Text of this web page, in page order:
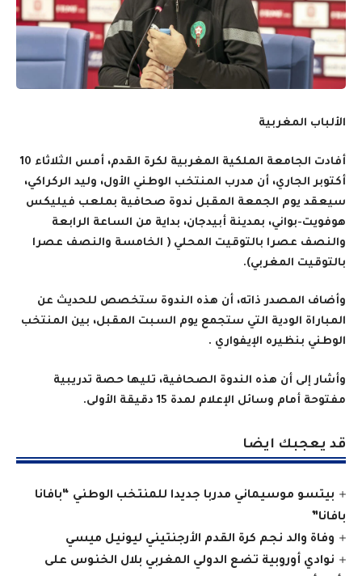
الألباب المغربية
أفادت الجامعة الملكية المغربية لكرة القدم، أمس الثلاثاء 10
أكتوبر الجاري، أن مدرب المنتخب الوطني الأول، وليد الركراكي،
سيعقد يوم الجمعة المقبل ندوة صحافية بملعب فيليكس
هوفويت-بواني، بمدينة أبيدجان، بداية من الساعة الرابعة
والنصف عصرا بالتوقيت المحلي ( الخامسة والنصف عصرا
بالتوقيت المغربي).
وأضاف المصدر ذاته، أن هذه الندوة ستخصص للحديث عن
المباراة الودية التي ستجمع يوم السبت المقبل، بين المنتخب
الوطني بنظيره الإيفواري .
وأشار إلى أن هذه الندوة الصحافية، تليها حصة تدريبية
مفتوحة أمام وسائل الإعلام لمدة 15 دقيقة الأولى
.
قد يعجبك ايضا
بيتسو موسيماني مدربا جديدا للمنتخب الوطني “بافانا
بافانا”
وفاة والد نجم كرة القدم الأرجنتيني ليونيل ميسي
نوادي أوروبية تضع الدولي المغربي بلال الخنوس على